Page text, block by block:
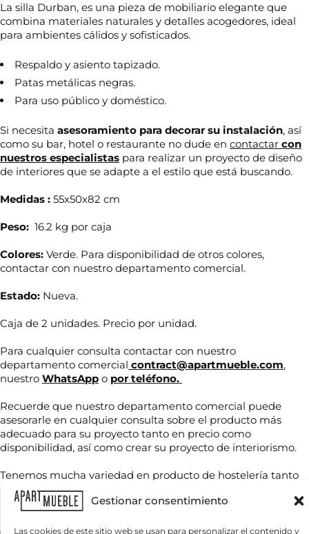
Gestionar consentimiento
Las cookies de este sitio web se usan para personalizar el contenido y
La silla Durban, es una pieza de mobiliario elegante que
combina materiales naturales y detalles acogedores, ideal
para ambientes cálidos y sofisticados.
Respaldo y asiento tapizado.
Patas metálicas negras.
Para uso público y doméstico.
Si necesita asesoramiento para decorar su instalación, así
como su bar, hotel o restaurante no dude en contactar con
nuestros especialistas para realizar un proyecto de diseño
de interiores que se adapte a el estilo que está buscando.
Medidas : 55x50x82 cm
Peso: 16.2 kg por caja
Colores: Verde. Para disponibilidad de otros colores,
contactar con nuestro departamento comercial.
Estado: Nueva.
Caja de 2 unidades. Precio por unidad.
Para cualquier consulta contactar con nuestro
departamento comercial contract@apartmueble.com,
nuestro WhatsApp o por teléfono.
Recuerde que nuestro departamento comercial puede
asesorarle en cualquier consulta sobre el producto más
adecuado para su proyecto tanto en precio como
disponibilidad, así como crear su proyecto de interiorismo.
Tenemos mucha variedad en producto de hostelería tanto
de importación como nacional, por compra unitaria o de
contenedores.
e
l
c
t
r
ó
c
o
E
n
v
N
m
b
r
*
T
e
é
o
n
C
o
r